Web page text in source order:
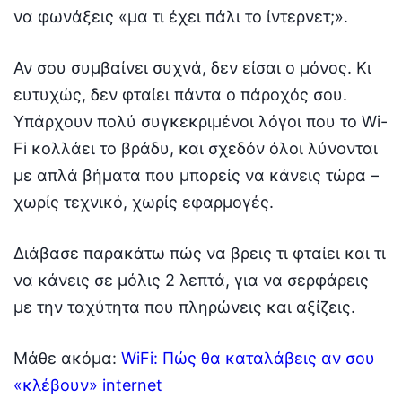
να φωνάξεις «μα τι έχει πάλι το ίντερνετ;».
Αν σου συμβαίνει συχνά, δεν είσαι ο μόνος. Κι
ευτυχώς, δεν φταίει πάντα ο πάροχός σου.
Υπάρχουν πολύ συγκεκριμένοι λόγοι που το Wi-
Fi κολλάει το βράδυ, και σχεδόν όλοι λύνονται
με απλά βήματα που μπορείς να κάνεις τώρα –
χωρίς τεχνικό, χωρίς εφαρμογές.
Διάβασε παρακάτω πώς να βρεις τι φταίει και τι
να κάνεις σε μόλις 2 λεπτά, για να σερφάρεις
με την ταχύτητα που πληρώνεις και αξίζεις.
Μάθε ακόμα: WiFi: Πώς θα καταλάβεις αν σου
«κλέβουν» internet